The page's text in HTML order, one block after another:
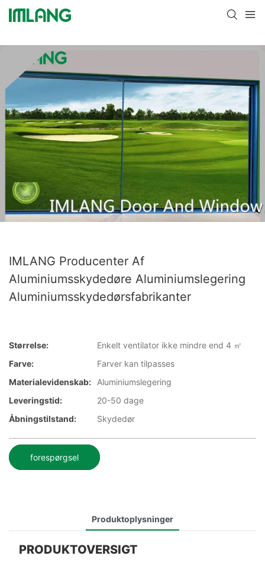
IMLANG Producenter Af
Aluminiumsskydedøre Aluminiumslegering
Aluminiumsskydedørsfabrikanter
Størrelse:
Enkelt ventilator ikke mindre end 4 ㎡
Farve:
Farver kan tilpasses
Materialevidenskab:
Aluminiumslegering
Leveringstid:
20-50 dage
Åbningstilstand:
Skydedør
forespørgsel
Produktoplysninger
PRODUKTOVERSIGT